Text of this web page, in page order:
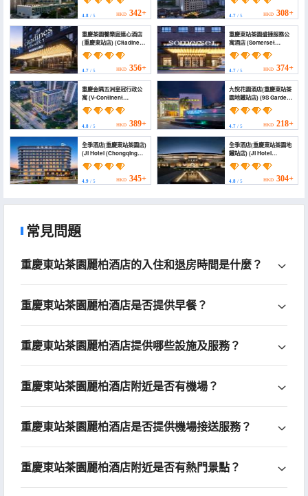
Chongqing East
Railway Station))
4.8 / 5 HKD 342+
Chongqing East
Railway Station Tea
Garden New Area
store)
4.7/ 5 HKD 308+
重慶茶園馨樂庭連心酒店
(重慶東站店) (Citadines
Connect Chayuan
Chongqing)
4.7 / 5 HKD 356+
重慶東站茶園盛捷服務公
寓酒店 (Somerset
Chayuan Chongqing)
4.7/ 5 HKD 374+
重慶金隅五洲皇冠行政公
寓 (V-Continent
Chongqing Executive
Apartment)
4.8 / 5 HKD 389+
九悅花園酒店(重慶東站茶
園地鐵站店) (9S Garden
Hotel)
4.7/ 5 HKD 218+
全季酒店(重慶東站茶園店)
(Ji Hotel (Chongqing
East Railway Station
Chayuan Branch))
4.9 / 5 HKD 345+
全季酒店(重慶東站茶園地
鐵站店) (JI Hotel
(Chongqing East
Railway Station,
Chayuan Metro
Station))
4.8/ 5 HKD 304+
常見問題
重慶東站茶園麗柏酒店的入住和退房時間是什麼？
重慶東站茶園麗柏酒店是否提供早餐？
重慶東站茶園麗柏酒店提供哪些設施及服務？
重慶東站茶園麗柏酒店附近是否有機場？
重慶東站茶園麗柏酒店是否提供機場接送服務？
重慶東站茶園麗柏酒店附近是否有熱門景點？